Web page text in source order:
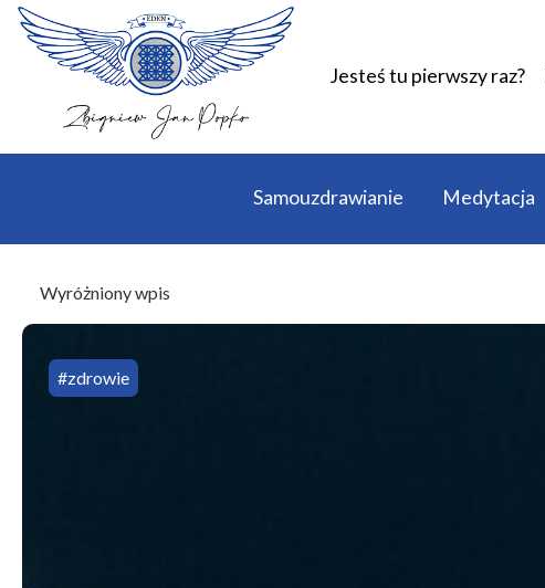
Jesteś tu pierwszy raz?
Samouzdrawianie Medytacja
Wyróżniony wpis
#zdrowie